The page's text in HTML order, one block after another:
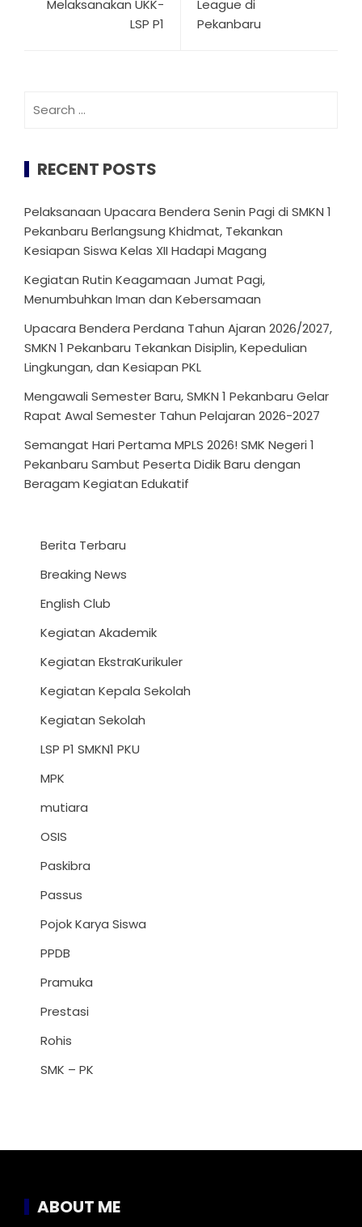
Melaksanakan UKK-
LSP P1
League di
Pekanbaru
for:
RECENT POSTS
Pelaksanaan Upacara Bendera Senin Pagi di SMKN 1
Pekanbaru Berlangsung Khidmat, Tekankan
Kesiapan Siswa Kelas XII Hadapi Magang
Kegiatan Rutin Keagamaan Jumat Pagi,
Menumbuhkan Iman dan Kebersamaan
Upacara Bendera Perdana Tahun Ajaran 2026/2027,
SMKN 1 Pekanbaru Tekankan Disiplin, Kepedulian
Lingkungan, dan Kesiapan PKL
Mengawali Semester Baru, SMKN 1 Pekanbaru Gelar
Rapat Awal Semester Tahun Pelajaran 2026-2027
Semangat Hari Pertama MPLS 2026! SMK Negeri 1
Pekanbaru Sambut Peserta Didik Baru dengan
Beragam Kegiatan Edukatif
Berita Terbaru
Breaking News
English Club
Kegiatan Akademik
Kegiatan EkstraKurikuler
Kegiatan Kepala Sekolah
Kegiatan Sekolah
LSP P1 SMKN1 PKU
MPK
mutiara
OSIS
Paskibra
Passus
Pojok Karya Siswa
PPDB
Pramuka
Prestasi
Rohis
SMK – PK
ABOUT ME